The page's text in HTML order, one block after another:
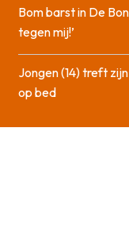
Bom barst in De
tegen mij!’
Jongen (14) treft
op bed